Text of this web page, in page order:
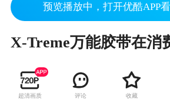
预览播放中，打开优酷APP
超清画质 评论 收藏